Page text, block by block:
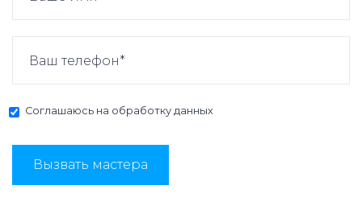
Соглашаюсь на обработку данных
Вызвать мастера